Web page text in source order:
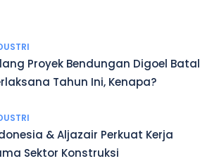
Proyek Bendungan Digoel Batal
Tahun Ini, Kenapa?
& Aljazair Perkuat Kerja
Sektor Konstruksi